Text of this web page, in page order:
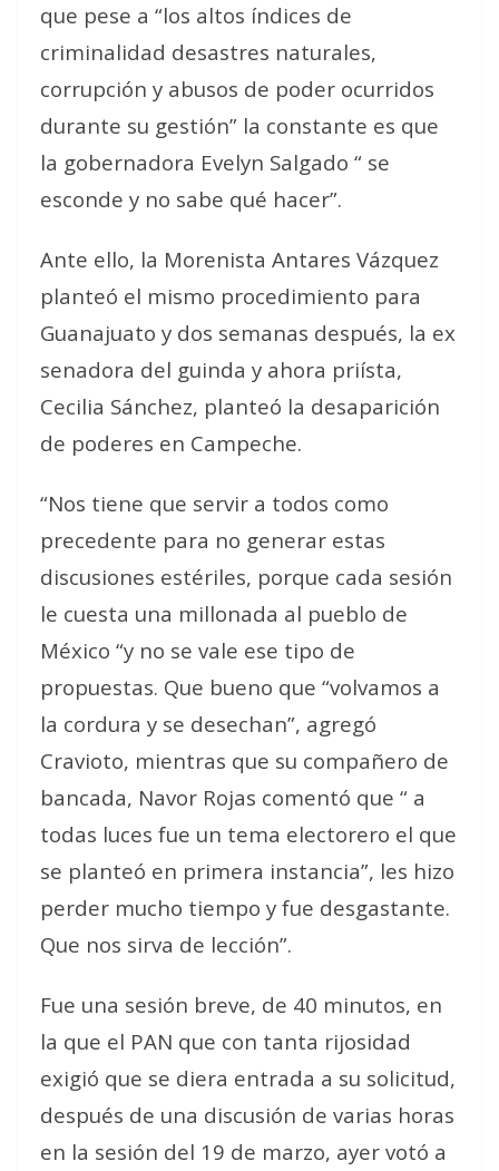
que pese a “los altos índices de
criminalidad desastres naturales,
corrupción y abusos de poder ocurridos
durante su gestión” la constante es que
la gobernadora Evelyn Salgado “ se
esconde y no sabe qué hacer”.
Ante ello, la Morenista Antares Vázquez
planteó el mismo procedimiento para
Guanajuato y dos semanas después, la ex
senadora del guinda y ahora priísta,
Cecilia Sánchez, planteó la desaparición
de poderes en Campeche.
“Nos tiene que servir a todos como
precedente para no generar estas
discusiones estériles, porque cada sesión
le cuesta una millonada al pueblo de
México “y no se vale ese tipo de
propuestas. Que bueno que “volvamos a
la cordura y se desechan”, agregó
Cravioto, mientras que su compañero de
bancada, Navor Rojas comentó que “ a
todas luces fue un tema electorero el que
se planteó en primera instancia”, les hizo
perder mucho tiempo y fue desgastante.
Que nos sirva de lección”.
Fue una sesión breve, de 40 minutos, en
la que el PAN que con tanta rijosidad
exigió que se diera entrada a su solicitud,
después de una discusión de varias horas
en la sesión del 19 de marzo, ayer votó a